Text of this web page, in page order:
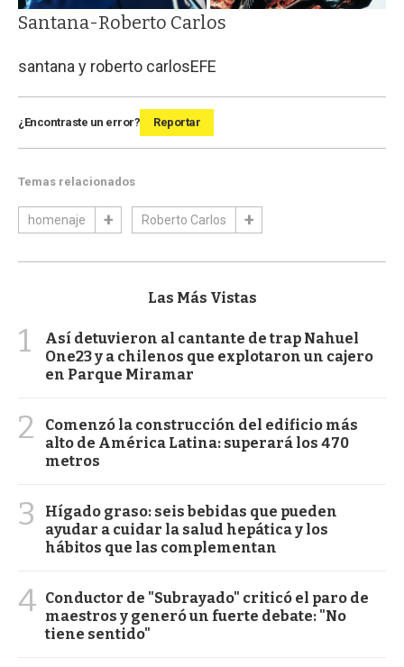
Santana-Roberto Carlos
santana y roberto carlosEFE
¿Encontraste un error? Reportar
Temas relacionados
homenaje Roberto Carlos
Las Más Vistas
1
Así detuvieron al cantante de trap Nahuel
One23 y a chilenos que explotaron un cajero
en Parque Miramar
2
Comenzó la construcción del edificio más
alto de América Latina: superará los 470
metros
3
Hígado graso: seis bebidas que pueden
ayudar a cuidar la salud hepática y los
hábitos que las complementan
4 Conductor de "Subrayado" criticó el paro de
maestros y generó un fuerte debate: "No
tiene sentido"